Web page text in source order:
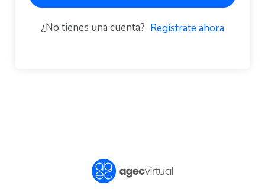
¿No tienes una cuenta? Regístrate ahora